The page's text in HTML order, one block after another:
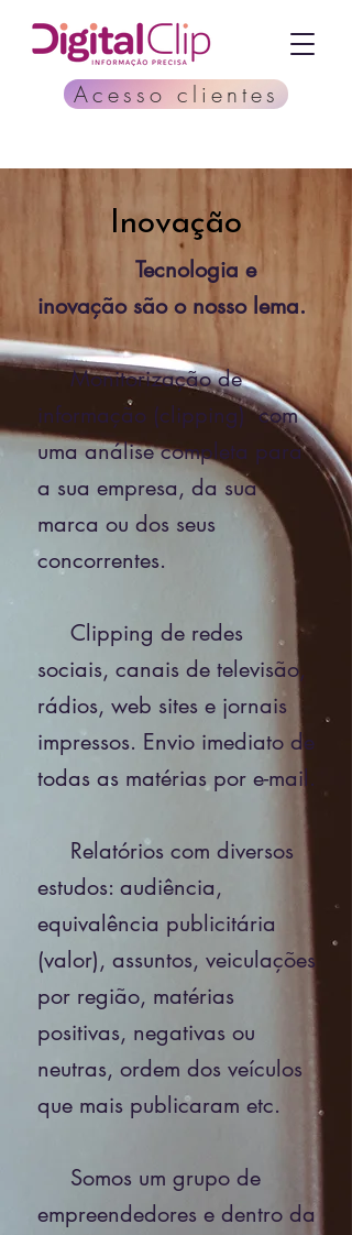
Acesso clientes
Inovação
Tecnologia e
inovação são o nosso lema.
Monitorização de
informação (clipping) com
uma análise completa para
a sua empresa, da sua
marca ou dos seus
concorrentes.
Clipping de redes
sociais, canais de televisão,
rádios, web sites e jornais
impressos. Envio imediato de
todas as matérias por e-mail.
Relatórios com diversos
estudos: audiência,
equivalência publicitária
(valor), assuntos, veiculações
por região, matérias
positivas, negativas ou
neutras, ordem dos veículos
que mais publicaram etc.
Somos um grupo de
empreendedores e dentro da